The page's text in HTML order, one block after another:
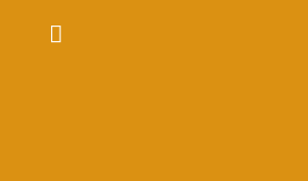
Přihlášení